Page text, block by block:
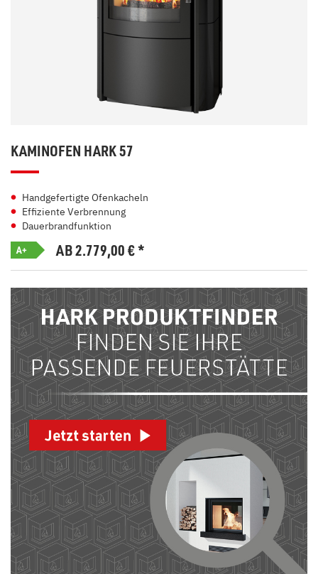
KAMINOFEN HARK 57
Handgefertigte Ofenkacheln
Effiziente Verbrennung
Dauerbrandfunktion
A+ AB 2.779,00€*